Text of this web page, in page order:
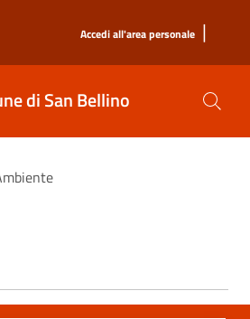
Accedi all'area personale |
di San Bellino